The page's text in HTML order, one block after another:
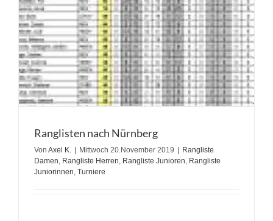
Ranglisten nach Nürnberg
Von Axel K. Mittwoch 20.November 2019
Rangliste
Damen, Rangliste Herren, Rangliste Junioren, Rangliste
Juniorinnen, Turniere